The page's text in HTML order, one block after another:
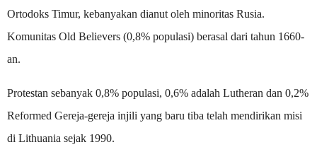
Ortodoks Timur, kebanyakan dianut oleh minoritas Rusia.
Komunitas Old Believers (0,8% populasi) berasal dari tahun 1660-
an.
Protestan sebanyak 0,8% populasi, 0,6% adalah Lutheran dan 0,2%
Reformed Gereja-gereja injili yang baru tiba telah mendirikan misi
di Lithuania sejak 1990.